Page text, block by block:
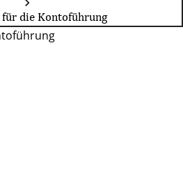
für die Kontoführung